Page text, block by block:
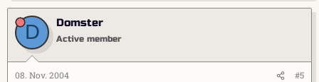
D Domster
Active member
08. Nov. 2004 #5